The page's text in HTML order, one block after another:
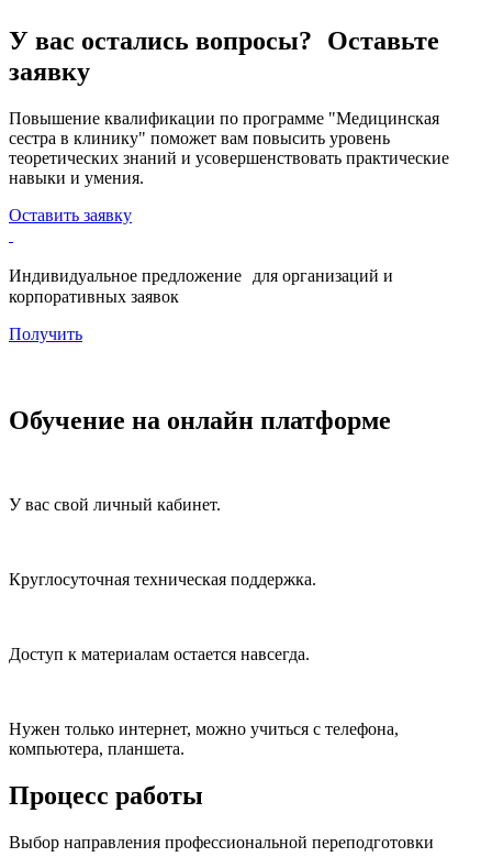
У вас остались вопросы? Оставьте
заявку
Повышение квалификации по программе "Медицинская
сестра в клинику" поможет вам повысить уровень
теоретических знаний и усовершенствовать практические
навыки и умения.
Оставить заявку
Индивидуальное предложение для организаций и
корпоративных заявок
Получить
Обучение на онлайн платформе
У вас свой личный кабинет.
Круглосуточная техническая поддержка.
Доступ к материалам остается навсегда.
Нужен только интернет, можно учиться с телефона,
компьютера, планшета.
Процесс работы
Выбор направления профессиональной переподготовки